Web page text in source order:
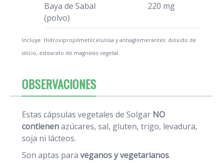
Baya de Sabal
(polvo)
220 mg
Incluye: Hidroxipropilmetilcelulosa y antiaglomerantes: dióxido de
silicio, estearato de magnesio vegetal.
OBSERVACIONES
Estas cápsulas vegetales de Solgar NO
contienenazúcares, sal, gluten, trigo, levadura,
soja ni lácteos.
Son aptas para veganos y vegetarianos.